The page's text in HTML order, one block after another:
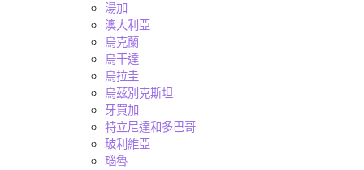
湯加
澳大利亞
烏克蘭
烏干達
烏拉圭
烏茲別克斯坦
牙買加
特立尼達和多巴哥
玻利維亞
瑙魯